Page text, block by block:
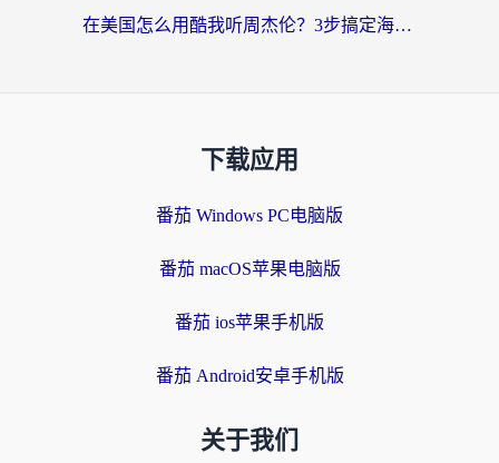
在美国怎么用酷我听周杰伦？3步搞定海外听歌难题
下载应用
番茄 Windows PC电脑版
番茄 macOS苹果电脑版
番茄 ios苹果手机版
番茄 Android安卓手机版
关于我们